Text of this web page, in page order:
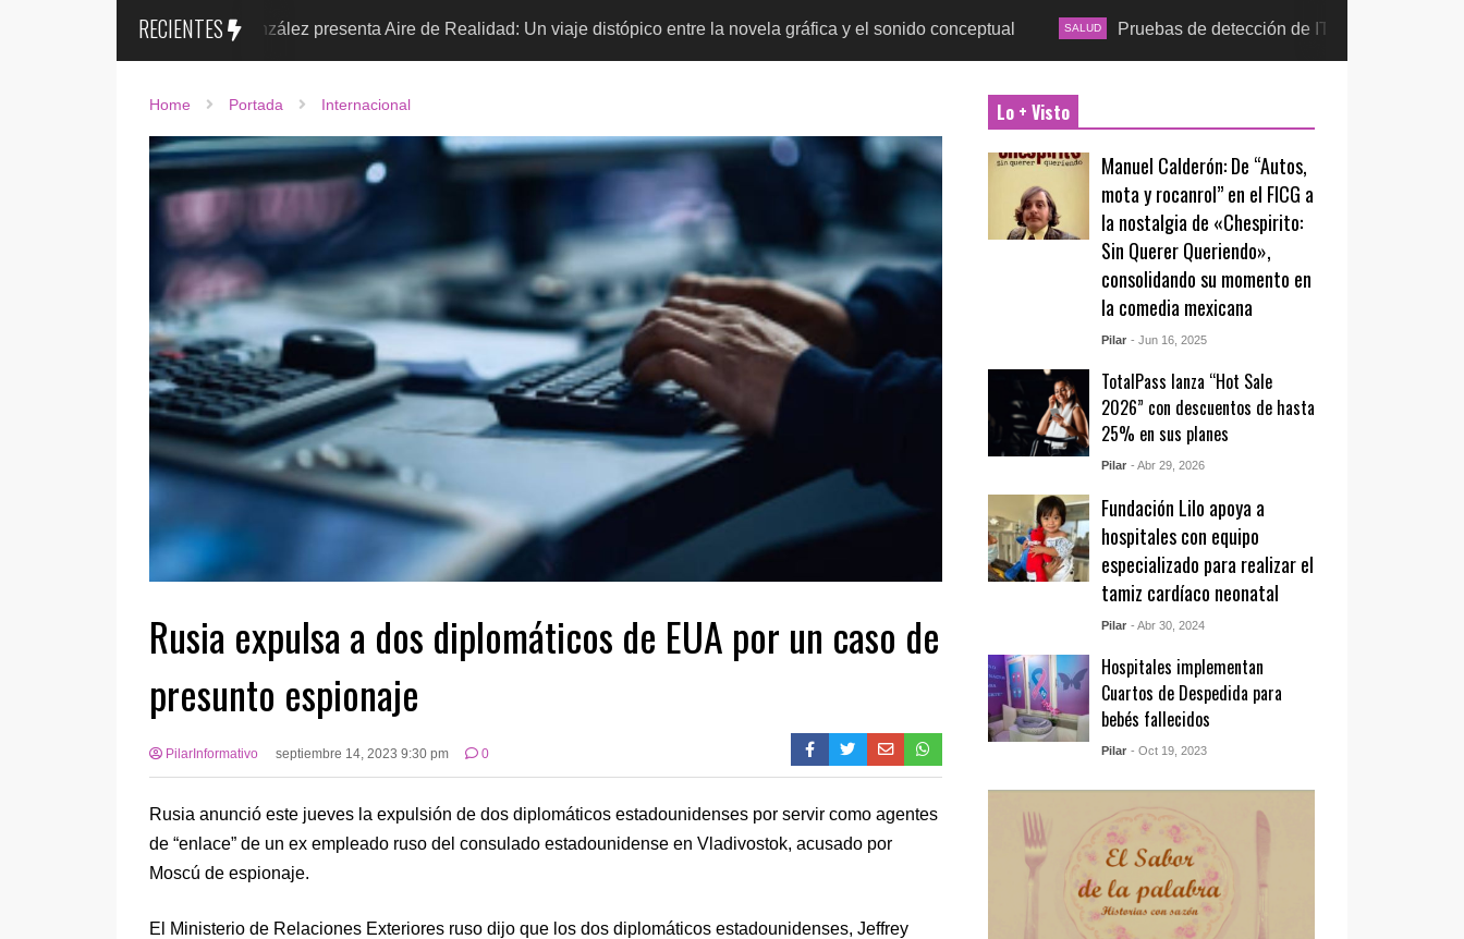
RECIENTES
Sr. González presenta Aire de Realidad: Un viaje distópico entre la novela gráfica y el sonido conceptual SALUD Pruebas de detección de ITS tras la temporada
Home Portada Internacional
Rusia expulsa a dos diplomáticos de EUA por un caso de
presunto espionaje
PilarInformativo septiembre 14, 2023 9:30 pm 0
Rusia anunció este jueves la expulsión de dos diplomáticos estadounidenses por servir como agentes
de “enlace” de un ex empleado ruso del consulado estadounidense en Vladivostok, acusado por
Moscú de espionaje.
El Ministerio de Relaciones Exteriores ruso dijo que los dos diplomáticos estadounidenses, Jeffrey
Lo + Visto
Manuel Calderón: De “Autos,
mota y rocanrol” en el FICG a
la nostalgia de «Chespirito:
Sin Querer Queriendo»,
consolidando su momento en
la comedia mexicana
Pilar - Jun 16, 2025
TotalPass lanza “Hot Sale
2026” con descuentos de hasta
25% en sus planes
Pilar - Abr 29, 2026
Fundación Lilo apoya a
hospitales con equipo
especializado para realizar el
tamiz cardíaco neonatal
Pilar - Abr 30, 2024
Hospitales implementan
Cuartos de Despedida para
bebés fallecidos
Pilar - Oct 19, 2023